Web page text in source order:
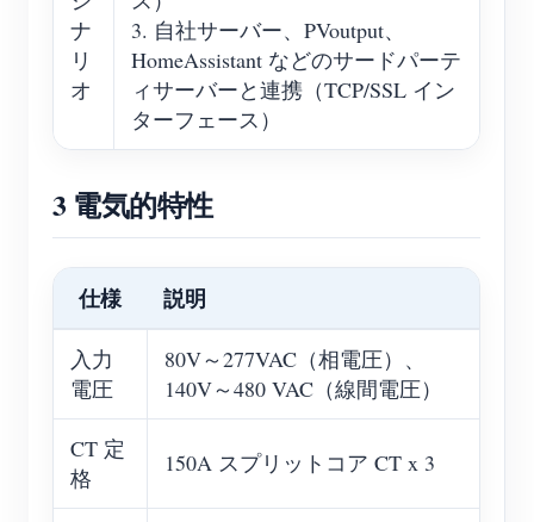
ナ
リ
オ
3. 自社サーバー、PVoutput、
HomeAssistant などのサードパーテ
ィサーバーと連携（TCP/SSL イン
ターフェース）
3 電気的特性
仕様 説明
入力
電圧
80V～277VAC（相電圧）、
140V～480 VAC（線間電圧）
CT 定
格
150A スプリットコア CT x 3